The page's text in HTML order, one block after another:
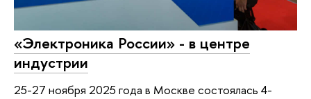
«Электроника России» - в центре
индустрии
25-27 ноября 2025 года в Москве состоялась 4-